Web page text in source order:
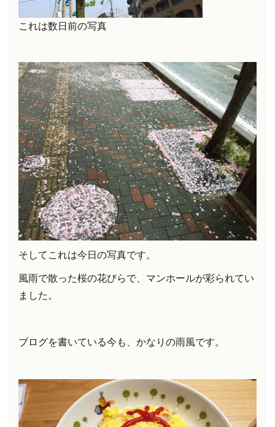
これは数日前の写真
そしてこれは今日の写真です。
風雨で散った桜の花びらで、 マンホールが彩られてい
ました。
ブログを書いている今も、かなりの雨風です。